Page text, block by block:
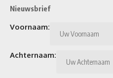
Nieuwsbrief
Voornaam:
Achternaam: